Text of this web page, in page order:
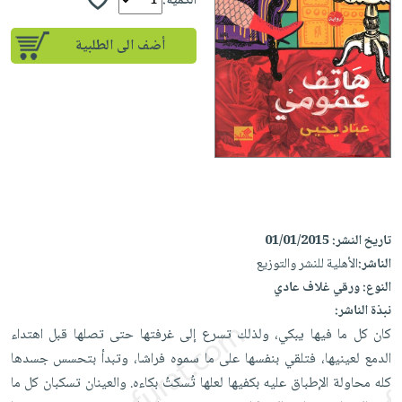
إختياراتنا
كتب
أكاديمية
صندوق
القراءة
English
iKitab
بلا
حدود
أسئلة
يتكرر
طرحها
على
Android
تحميل
iKitab
على
Apple
أسئلة
يتكرر
طرحها
تحميل
masmu3
على
Android
على
Apple
المواضيع
الأكثر
مبيعاً
إختياراتنا
وسائل
تعليمية
جوائز
تعليمية
الصحة
والعناية
الشخصية
جديد
العناية
الشخصية
العناية
وتصفيف
الشعر
العناية
بالجسم
والسفرة
جديد
الكل
أواني
الطهي
أدوات
متجر
الهدايا
أقسام
أضف الى الطلبية
تاريخ النشر:01/01/2015
الناشر:الأهلية للنشر والتوزيع
النوع:ورقي غلاف عادي
نبذة الناشر:
كان كل ما فيها يبكي، ولذلك تسرع إلى غرفتها حتى تصلها قبل اهتداء
الدمع لعينيها، فتلقي بنفسها على ما سموه فراشا، وتبدأ بتحسس جسدها
كله محاولة الإطباق عليه بكفيها لعلها تُسكتُ بكاءه. والعينان تسكبان كل ما